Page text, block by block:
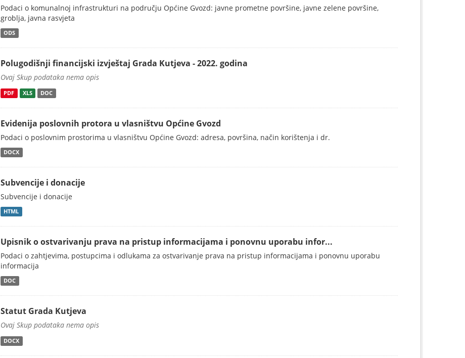
Podaci o komunalnoj infrastrukturi na području Općine Gvozd: javne prometne površine, javne zelene površine,
groblja, javna rasvjeta
ODS
Polugodišnji financijski izvještaj Grada Kutjeva - 2022. godina
Ovaj Skup podataka nema opis
PDF XLS DOC
Evidenija poslovnih protora u vlasništvu Općine Gvozd
Podaci o poslovnim prostorima u vlasništvu Općine Gvozd: adresa, površina, način korištenja i dr.
DOCX
Subvencije i donacije
Subvencije i donacije
HTML
Upisnik o ostvarivanju prava na pristup informacijama i ponovnu uporabu infor...
Podaci o zahtjevima, postupcima i odlukama za ostvarivanje prava na pristup informacijama i ponovnu uporabu
informacija
DOC
Statut Grada Kutjeva
Ovaj Skup podataka nema opis
DOCX